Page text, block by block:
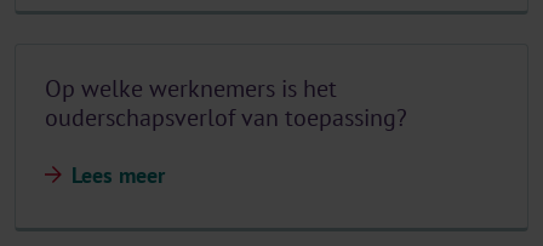
Op welke werknemers is het
ouderschapsverlof van toepassing?
Lees meer